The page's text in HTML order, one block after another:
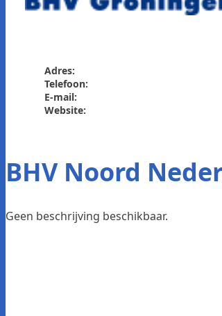
Adres:
Telefoon:
E-mail:
Website:
BHV Noord
Geen beschrijving beschikbaar.